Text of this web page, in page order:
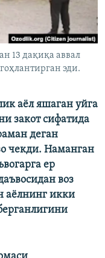
13 дақиқа аввал
эди.
аëл яшаган уйга
закот сифатида
деган
чекди. Наманган
ер
воз
аëлнинг икки